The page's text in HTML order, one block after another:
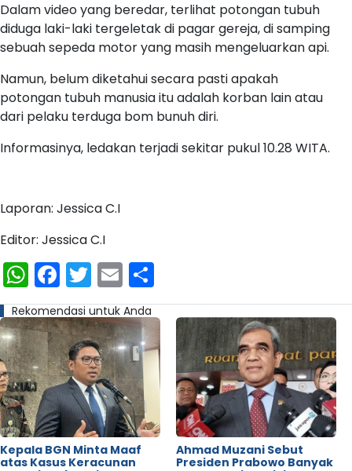
Dalam video yang beredar, terlihat potongan tubuh
diduga laki-laki tergeletak di pagar gereja, di samping
sebuah sepeda motor yang masih mengeluarkan api.
Namun, belum diketahui secara pasti apakah
potongan tubuh manusia itu adalah korban lain atau
dari pelaku terduga bom bunuh diri.
Informasinya, ledakan terjadi sekitar pukul 10.28 WITA.
Laporan: Jessica C.I
Editor: Jessica C.I
WhatsApp
Facebook
Twitter
Email
Rekomendasi untuk Anda
Kepala BGN Minta Maaf
atas Kasus Keracunan
Ahmad Muzani Sebut
Presiden Prabowo Banyak